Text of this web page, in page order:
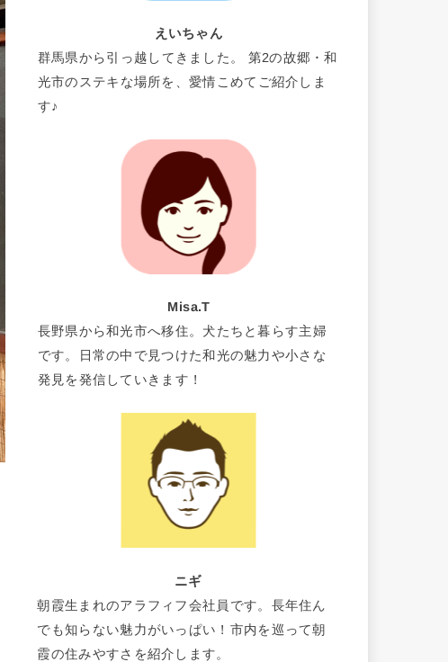
えいちゃん
群馬県から引っ越してきました。 第2の故郷・和
光市のステキな場所を、愛情こめてご紹介しま
す♪
Misa.T
長野県から和光市へ移住。犬たちと暮らす主婦
です。日常の中で見つけた和光の魅力や小さな
発見を発信していきます！
ニギ
朝霞生まれのアラフィフ会社員です。長年住ん
でも知らない魅力がいっぱい！市内を巡って朝
霞の住みやすさを紹介します。